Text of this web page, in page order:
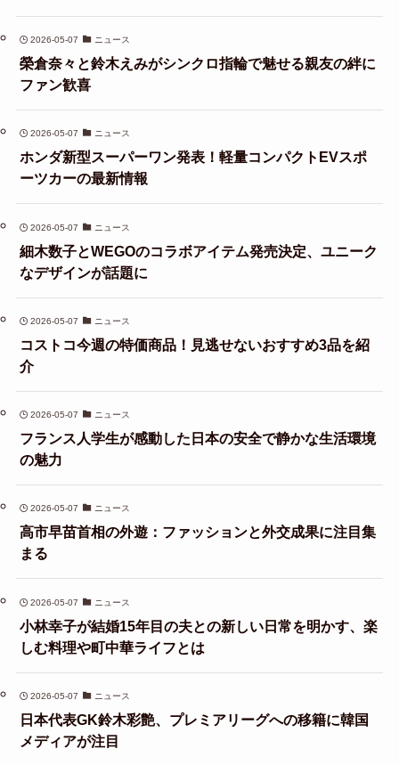
2026-05-07 ニュース
榮倉奈々と鈴木えみがシンクロ指輪で魅せる親友の絆に
ファン歓喜
2026-05-07 ニュース
ホンダ新型スーパーワン発表！軽量コンパクトEVスポ
ーツカーの最新情報
2026-05-07 ニュース
細木数子とWEGOのコラボアイテム発売決定、ユニーク
なデザインが話題に
2026-05-07 ニュース
コストコ今週の特価商品！見逃せないおすすめ3品を紹
介
2026-05-07 ニュース
フランス人学生が感動した日本の安全で静かな生活環境
の魅力
2026-05-07 ニュース
高市早苗首相の外遊：ファッションと外交成果に注目集
まる
2026-05-07 ニュース
小林幸子が結婚15年目の夫との新しい日常を明かす、楽
しむ料理や町中華ライフとは
2026-05-07 ニュース
日本代表GK鈴木彩艶、プレミアリーグへの移籍に韓国
メディアが注目